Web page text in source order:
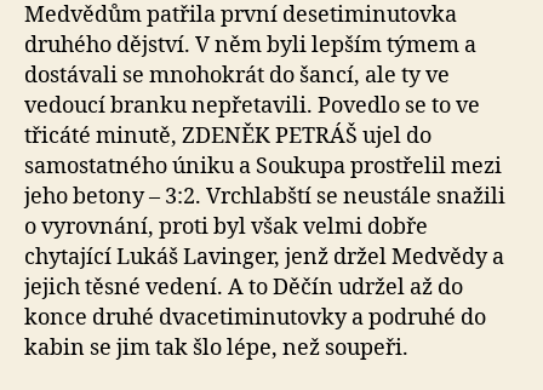
Medvědům patřila první desetiminutovka
druhého dějství. V něm byli lepším týmem a
dostávali se mnohokrát do šancí, ale ty ve
vedoucí branku nepřetavili. Povedlo se to ve
třicáté minutě, ZDENĚK PETRÁŠ ujel do
samostatného úniku a Soukupa prostřelil mezi
jeho betony – 3:2. Vrchlabští se neustále snažili
o vyrovnání, proti byl však velmi dobře
chytající Lukáš Lavinger, jenž držel Medvědy a
jejich těsné vedení. A to Děčín udržel až do
konce druhé dvacetiminutovky a podruhé do
kabin se jim tak šlo lépe, než soupeři.